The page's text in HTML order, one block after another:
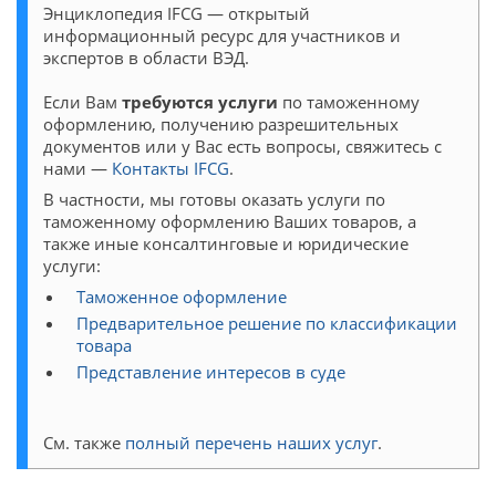
Энциклопедия IFCG — открытый
информационный ресурс для участников и
экспертов в области ВЭД.
Если Вам требуются услуги по таможенному
оформлению, получению разрешительных
документов или у Вас есть вопросы, свяжитесь с
нами — Контакты IFCG.
В частности, мы готовы оказать услуги по
таможенному оформлению Ваших товаров, а
также иные консалтинговые и юридические
услуги:
Таможенное оформление
Предварительное решение по классификации
товара
Представление интересов в суде
См. также полный перечень наших услуг.